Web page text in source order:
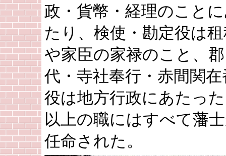
政・貨幣・経理のこと
たり、検使・勘定役は
や家臣の家禄のこと、郡
代・寺社奉行・赤間関在
役は地方行政にあたっ
以上の職にはすべて藩
任命された。